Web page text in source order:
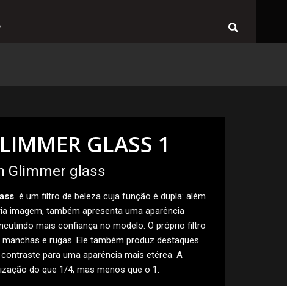
GLASS 1
Glimmer glass
é um filtro de beleza cuja função é dupla: além
imagem, também apresenta uma aparência
mais confiança no modelo. O próprio filtro
e rugas. Ele também produz destaques
para uma aparência mais etérea. A
do que 1/4, mas menos que o 1.